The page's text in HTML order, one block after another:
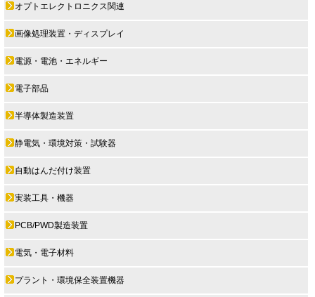
オプトエレクトロニクス関連
画像処理装置・ディスプレイ
電源・電池・エネルギー
電子部品
半導体製造装置
静電気・環境対策・試験器
自動はんだ付け装置
実装工具・機器
PCB/PWD製造装置
電気・電子材料
プラント・環境保全装置機器